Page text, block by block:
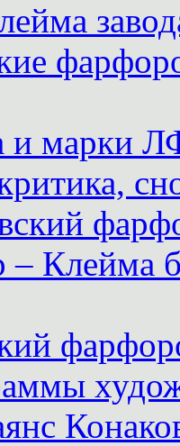
и марки
Клейма